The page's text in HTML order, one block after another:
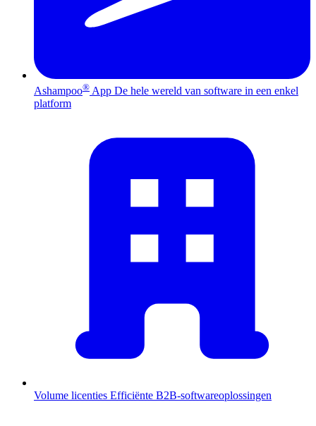
Ashampoo® App De hele wereld van software in een enkel
platform
Volume licenties Efficiënte B2B-softwareoplossingen